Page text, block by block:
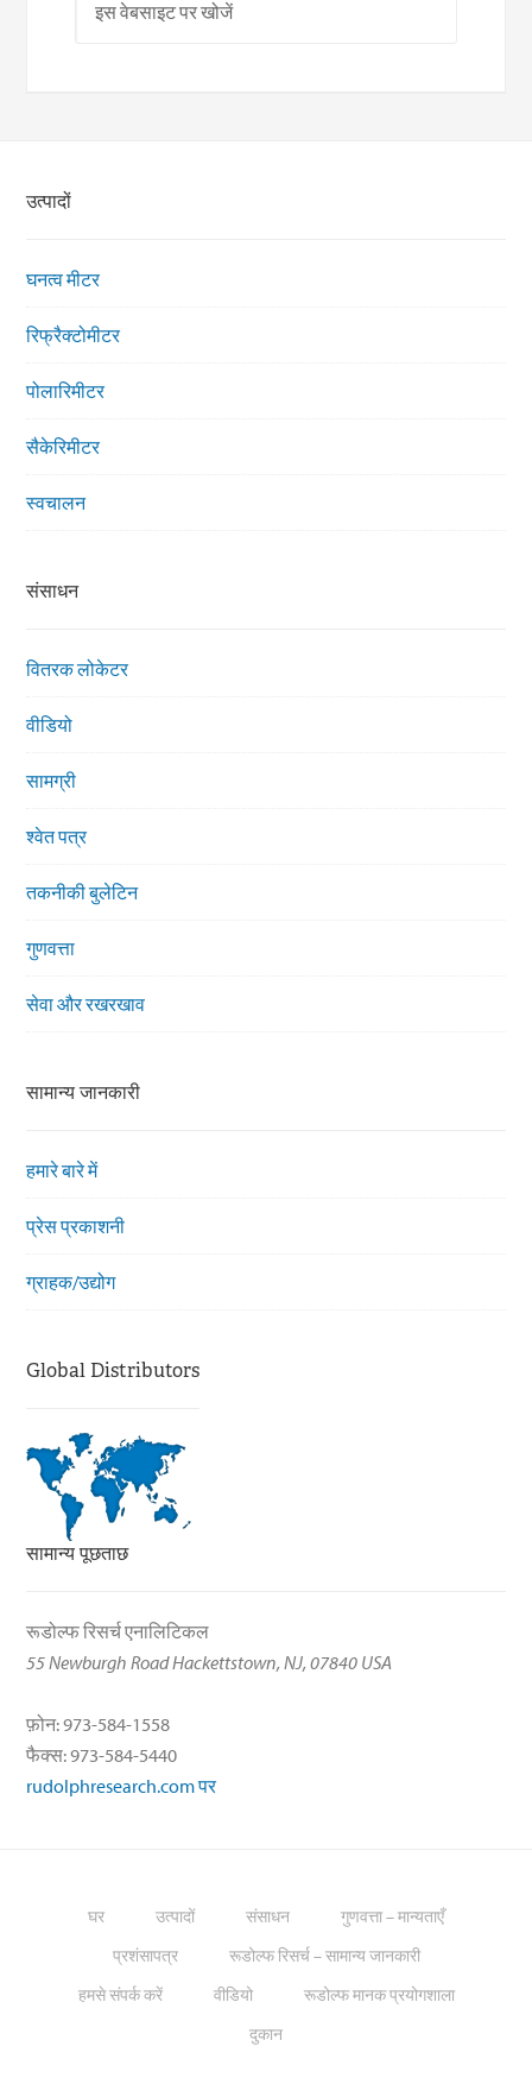
उत्पादों
घनत्व मीटर
रिफ्रैक्टोमीटर
पोलारिमीटर
सैकेरिमीटर
स्वचालन
संसाधन
वितरक लोकेटर
वीडियो
सामग्री
श्वेत पत्र
तकनीकी बुलेटिन
गुणवत्ता
सेवा और रखरखाव
सामान्य जानकारी
हमारे बारे में
प्रेस प्रकाशनी
ग्राहक/उद्योग
Global Distributors
सामान्य पूछताछ
रूडोल्फ रिसर्च एनालिटिकल
55 Newburgh Road Hackettstown, NJ, 07840 USA
फ़ोन: 973-584-1558
फैक्स: 973-584-5440
rudolphresearch.com पर
घर उत्पादों संसाधन
गुणवत्ता – मान्यताएँ
प्रशंसापत्र
रूडोल्फ रिसर्च – सामान्य जानकारी
हमसे संपर्क करें
वीडियो
रूडोल्फ मानक प्रयोगशाला
दुकान